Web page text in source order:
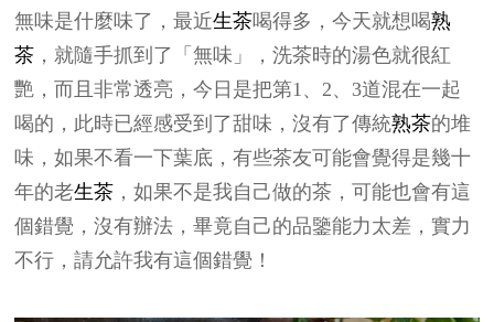
無味是什麼味了，最近生茶喝得多，今天就想喝熟
茶 ，就隨手抓到了「無味」，洗茶時的湯色就很紅
艷，而且非常透亮，今日是把第1、2、3道混在一起
喝的，此時已經感受到了甜味，沒有了傳統熟茶的堆
味，如果不看一下葉底，有些茶友可能會覺得是幾十
年的老生茶 ，如果不是我自己做的茶，可能也會有這
個錯覺，沒有辦法，畢竟自己的品鑒能力太差，實力
不行，請允許我有這個錯覺！